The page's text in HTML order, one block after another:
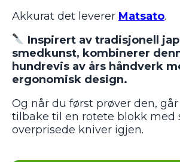
Akkurat det leverer Matsato.
Inspirert av tradisjonell
smedkunst, kombinerer
hundrevis av års håndverk
ergonomisk design.
Og når du først prøver den,
tilbake til en rotete blokk med
overprisede kniver igjen.